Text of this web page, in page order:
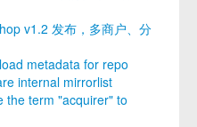
v1.2 发布，多商户、分
metadata for repo
internal mirrorlist
the term "acquirer" to